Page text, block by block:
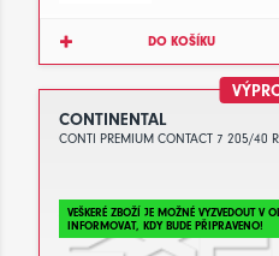
DO KOŠÍKU
CONTINENTAL
CONTI PREMIUM CONTACT 7 205/40
VEŠKERÉ ZBOŽÍ JE MOŽNÉ VYZVEDOUT V
INFORMOVAT, KDY BUDE PŘIPRAVENO!